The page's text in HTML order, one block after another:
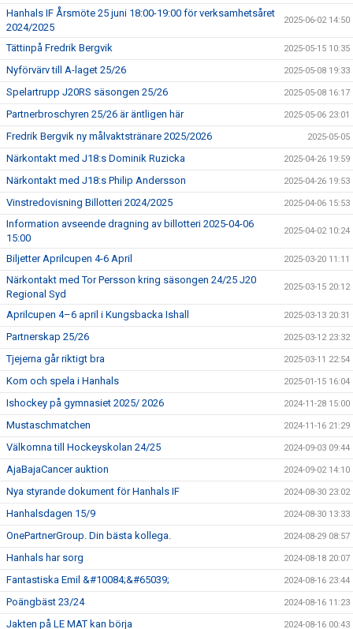
Hanhals IF Årsmöte 25 juni 18:00-19:00 för verksamhetsåret
2024/2025
2025-06-02 14:50
Tättinpå Fredrik Bergvik 2025-05-15 10:35
Nyförvärv till A-laget 25/26 2025-05-08 19:33
Spelartrupp J20RS säsongen 25/26 2025-05-08 16:17
Partnerbroschyren 25/26 är äntligen här 2025-05-06 23:01
Fredrik Bergvik ny målvaktstränare 2025/2026 2025-05-05
Närkontakt med J18:s Dominik Ruzicka 2025-04-26 19:59
Närkontakt med J18:s Philip Andersson 2025-04-26 19:53
Vinstredovisning Billotteri 2024/2025 2025-04-06 15:53
Information avseende dragning av billotteri 2025-04-06
15:00
2025-04-02 10:24
Biljetter Aprilcupen 4-6 April 2025-03-20 11:11
Närkontakt med Tor Persson kring säsongen 24/25 J20
Regional Syd
2025-03-15 20:12
Aprilcupen 4–6 april i Kungsbacka Ishall 2025-03-13 20:31
Partnerskap 25/26 2025-03-12 23:32
Tjejerna går riktigt bra 2025-03-11 22:54
Kom och spela i Hanhals 2025-01-15 16:04
Ishockey på gymnasiet 2025/ 2026 2024-11-28 15:00
Mustaschmatchen 2024-11-16 21:29
Välkomna till Hockeyskolan 24/25 2024-09-03 09:44
AjaBajaCancer auktion 2024-09-02 14:10
Nya styrande dokument för Hanhals IF 2024-08-30 23:02
Hanhalsdagen 15/9 2024-08-30 13:33
OnePartnerGroup. Din bästa kollega. 2024-08-29 08:57
Hanhals har sorg 2024-08-18 20:07
Fantastiska Emil &#10084;&#65039; 2024-08-16 23:44
Poängbäst 23/24 2024-08-16 11:23
Jakten på LE MAT kan börja 2024-08-16 00:43